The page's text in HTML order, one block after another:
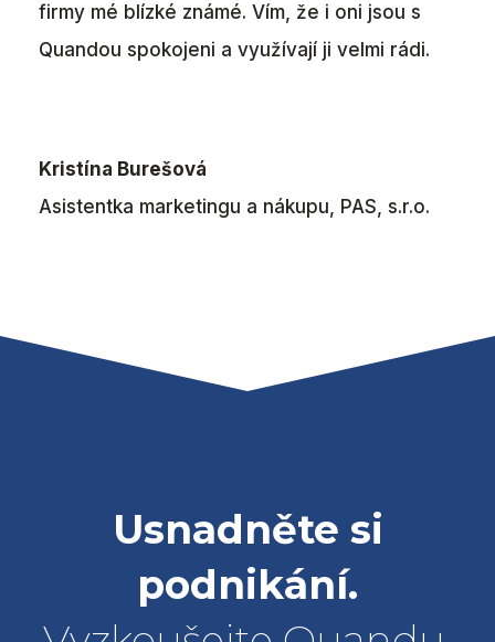
firmy mé blízké známé. Vím, že i oni jsou s
Quandou spokojeni a využívají ji velmi rádi.
Kristína Burešová
Asistentka marketingu a nákupu, PAS, s.r.o.
Usnadněte si
podnikání.